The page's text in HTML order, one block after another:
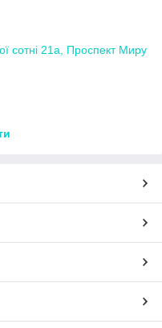
сотні 21а, Проспект Миру